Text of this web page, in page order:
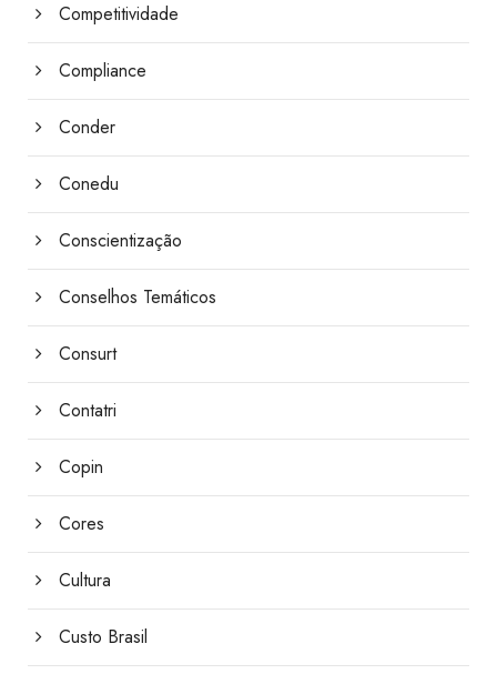
Competitividade
Compliance
Conder
Conedu
Conscientização
Conselhos Temáticos
Consurt
Contatri
Copin
Cores
Cultura
Custo Brasil